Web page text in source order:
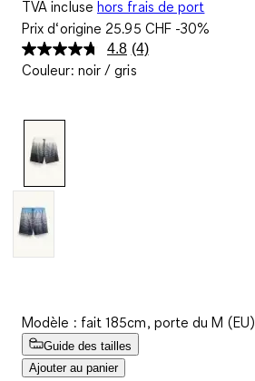
TVA incluse hors frais de port
Prix d‘origine 25.95 CHF-30%
4.8 Lire
4
(4)
Couleur: noir / gris
Modèle : fait 185cm, porte du M (EU)
Guide des tailles
Ajouter au panier